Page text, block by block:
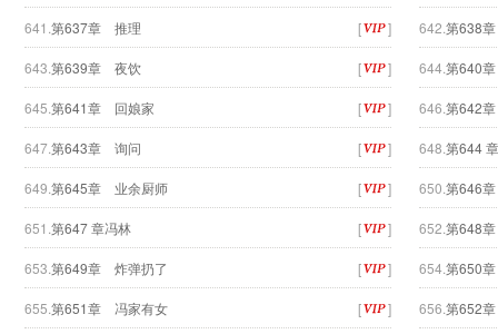
641. 第637章 推理 [ ] 642. 第638
643. 第639章 夜饮 [ ] 644. 第640
645. 第641章 回娘家 [ ] 646. 第642
647.第643章 询问 [ ] 648. 第644
649. 第645章 业余厨师 [ ] 650. 第646
651. 第647 章冯林 [ ] 652. 第648
653. 第649章 炸弹扔了 [ ] 654. 第650
655. 第651章 冯家有女 [ ] 656. 第652